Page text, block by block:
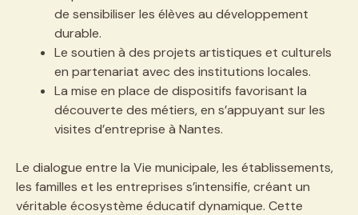
de sensibiliser les élèves au développement
durable.
Le soutien à des projets artistiques et culturels
en partenariat avec des institutions locales.
La mise en place de dispositifs favorisant la
découverte des métiers, en s’appuyant sur les
visites d’entreprise à Nantes.
Le dialogue entre la Vie municipale, les établissements,
les familles et les entreprises s’intensifie, créant un
véritable écosystème éducatif dynamique. Cette